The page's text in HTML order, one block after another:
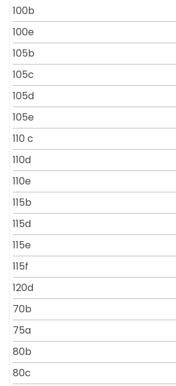
100b
100e
105b
105c
105d
105e
110 c
110d
110e
115b
115d
115e
115f
120d
70b
75a
80b
80c